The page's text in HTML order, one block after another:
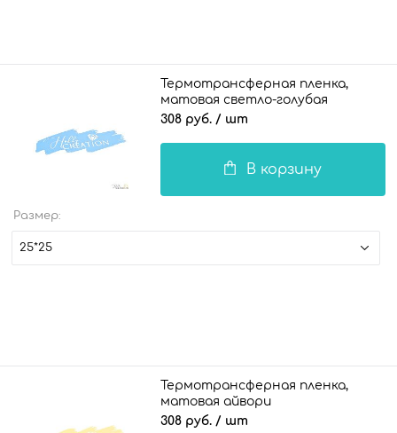
Термотрансферная пленка,
матовая светло-голубая
308 руб. / шт
В корзину
Размер:
25*25
Термотрансферная пленка,
матовая айвори
308 руб. / шт